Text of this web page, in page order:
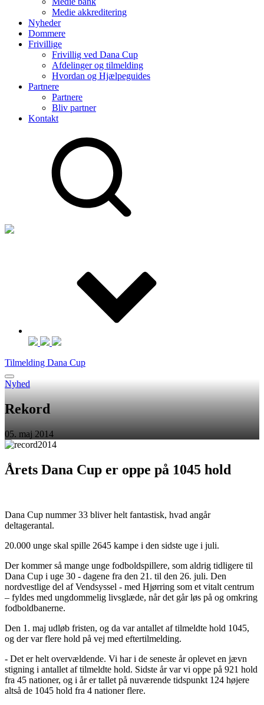
Medie akkreditering
Nyheder
Dommere
Frivillige
Frivillig ved Dana Cup
Afdelinger og tilmelding
Hvordan og Hjælpeguides
Partnere
Partnere
Bliv partner
Kontakt
Tilmelding Dana Cup
Nyhed
Rekord
05. maj 2014
Årets Dana Cup er oppe på 1045 hold
Dana Cup nummer 33 bliver helt fantastisk, hvad angår
deltagerantal.
20.000 unge skal spille 2645 kampe i den sidste uge i juli.
Der kommer så mange unge fodboldspillere, som aldrig tidligere til
Dana Cup i uge 30 - dagene fra den 21. til den 26. juli. Den
nordvestlige del af Vendsyssel - med Hjørring som et vitalt centrum
– fyldes med ungdommelig livsglæde, når det går løs på og omkring
fodboldbanerne.
Den 1. maj udløb fristen, og da var antallet af tilmeldte hold 1045,
og der var flere hold på vej med eftertilmelding.
- Det er helt overvældende. Vi har i de seneste år oplevet en jævn
stigning i antallet af tilmeldte hold. Sidste år var vi oppe på 921 hold
fra 45 nationer, og i år er tallet på nuværende tidspunkt 124 højere
altså de 1045 hold fra 4 nationer flere.